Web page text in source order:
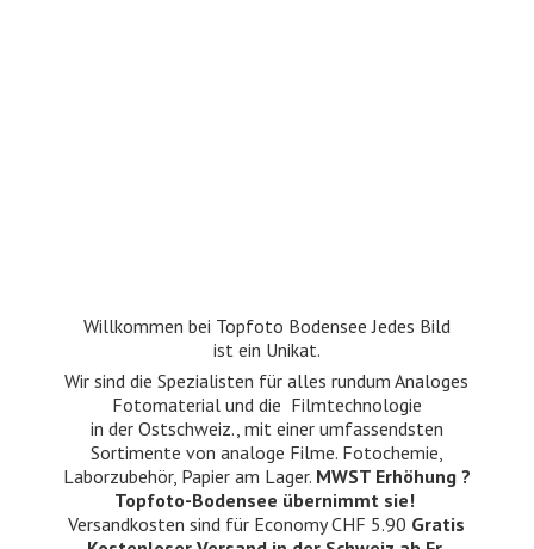
Willkommen bei Topfoto Bodensee Jedes Bild
ist ein Unikat.
Wir sind die Spezialisten für alles rundum Analoges
Fotomaterial und die Filmtechnologie
in der Ostschweiz., mit einer umfassendsten
Sortimente von analoge Filme. Fotochemie,
Laborzubehör, Papier am Lager. MWST Erhöhung ?
Topfoto-Bodensee übernimmt sie!
Versandkosten sind für Economy CHF 5.90 Gratis